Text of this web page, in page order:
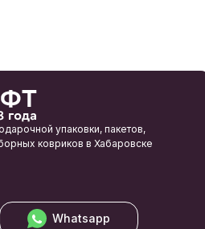
упаковки, пакетов,
ковриков в Хабаровске
Whatsapp